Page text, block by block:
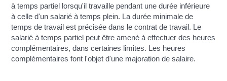
à temps partiel lorsqu'il travaille pendant une durée inférieure
à celle d'un salarié à temps plein. La durée minimale de
temps de travail est précisée dans le contrat de travail. Le
salarié à temps partiel peut être amené à effectuer des heures
complémentaires, dans certaines limites. Les heures
complémentaires font l'objet d'une majoration de salaire.